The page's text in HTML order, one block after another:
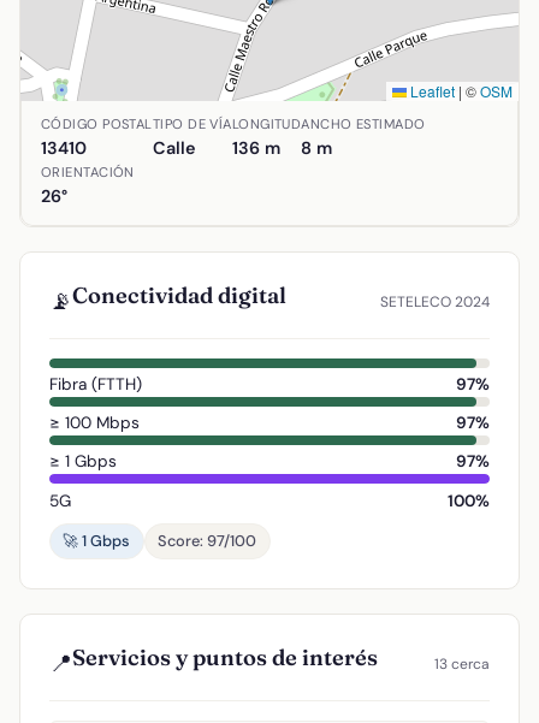
Leaflet | ©OSM
Ubicación de Calle Maestro Rodrigo en Agudo, Ciudad
CÓDIGO POSTAL
13410
TIPO DE VÍA
Calle
LONGITUD
136 m
ANCHO ESTIMADO
8 m
ORIENTACIÓN
26°
📡Conectividad digital SETELECO 2024
Fibra (FTTH)
97%
≥ 100 Mbps
97%
≥ 1 Gbps
97%
5G
100%
🚀 1 Gbps
Score: 97/100
📍Servicios y puntos de interés 13 cerca